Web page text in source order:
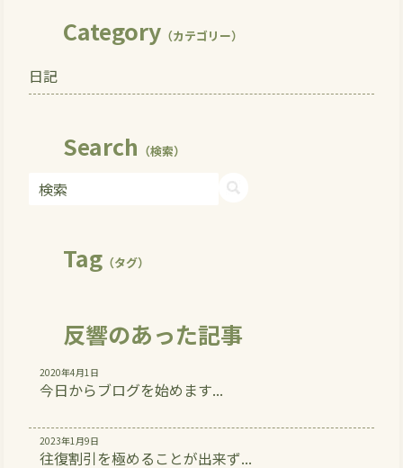
Category（カテゴリー）
日記
Search （検索）
Tag（タグ）
反響のあった記事
2020年4月1日
今日からブログを始めます...
2023年1月9日
往復割引を極めることが出来ず...